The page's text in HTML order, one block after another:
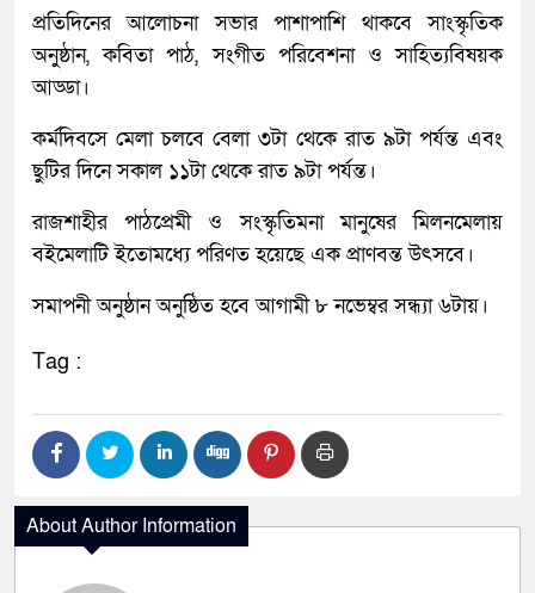
প্রতিদিনের আলোচনা সভার পাশাপাশি থাকবে সাংস্কৃতিক
অনুষ্ঠান, কবিতা পাঠ, সংগীত পরিবেশনা ও সাহিত্যবিষয়ক
আড্ডা।
কর্মদিবসে মেলা চলবে বেলা ৩টা থেকে রাত ৯টা পর্যন্ত এবং
ছুটির দিনে সকাল ১১টা থেকে রাত ৯টা পর্যন্ত।
রাজশাহীর পাঠপ্রেমী ও সংস্কৃতিমনা মানুষের মিলনমেলায়
বইমেলাটি ইতোমধ্যে পরিণত হয়েছে এক প্রাণবন্ত উৎসবে।
সমাপনী অনুষ্ঠান অনুষ্ঠিত হবে আগামী ৮ নভেম্বর সন্ধ্যা ৬টায়।
Tag :
About Author Information